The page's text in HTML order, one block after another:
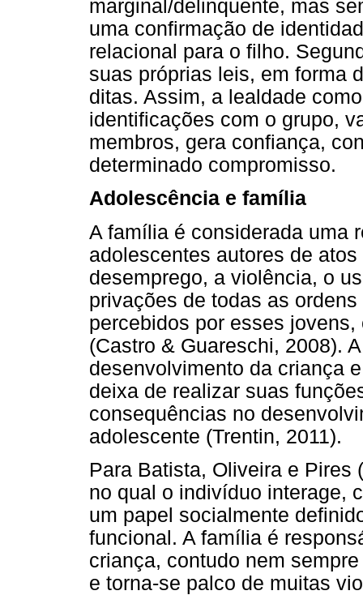
marginal/delinquente, mas
uma confirmação de
relacional para o filho.
suas próprias leis, em forma
ditas. Assim, a lealdade
identificações com o grupo,
membros, gera confiança,
determinado compromisso.
Adolescência e família
A família é considerada uma
adolescentes autores de
desemprego, a violência, o
privações de todas as
percebidos por esses
(Castro & Guareschi, 2008).
desenvolvimento da criança
deixa de realizar suas
consequências no
adolescente (Trentin, 2011).
Para Batista, Oliveira e Pires
no qual o indivíduo interage,
um papel socialmente
funcional. A família é
criança, contudo nem
e torna-se palco de muitas